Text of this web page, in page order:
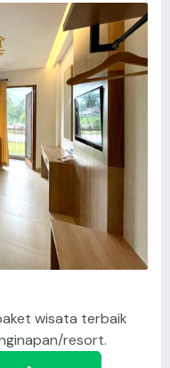
wisata terbaik
resort.